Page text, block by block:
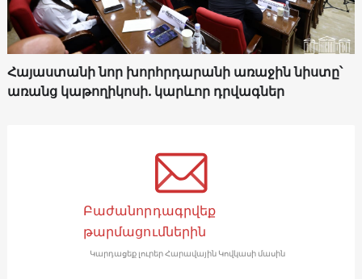
Հայաստանի նոր խորհրդարանի առաջին նիստը՝
առանց կաթողիկոսի. կարևոր դրվագներ
Բաժանորդագրվեք
թարմացումներին
Կարդացեք լուրեր Հարավային Կովկասի մասին